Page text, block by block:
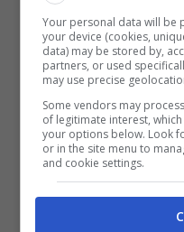
Ecco il filmato.
Video Ufficiale
Your personal data will be
your device (cookies,
data) may be stored by,
partners, or used
may use precise
Some vendors may
of legitimate interest,
your options below. Look
or in the site menu to
and cookie settings.